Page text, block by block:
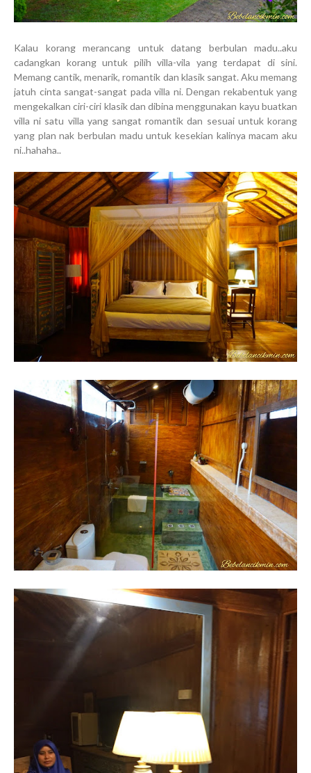
Kalau korang merancang untuk datang berbulan madu..aku
cadangkan korang untuk pilih villa-vila yang terdapat di sini.
Memang cantik, menarik, romantik dan klasik sangat. Aku memang
jatuh cinta sangat-sangat pada villa ni. Dengan rekabentuk yang
mengekalkan ciri-ciri klasik dan dibina menggunakan kayu buatkan
villa ni satu villa yang sangat romantik dan sesuai untuk korang
yang plan nak berbulan madu untuk kesekian kalinya macam aku
ni..hahaha..